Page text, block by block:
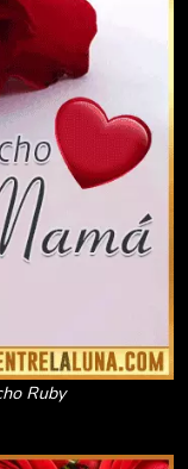
Ruby